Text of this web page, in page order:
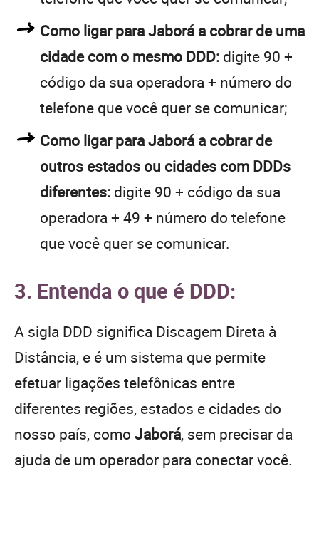
Como ligar para Jaborá a cobrar de uma
cidade com o mesmo DDD: digite 90 +
código da sua operadora + número do
telefone que você quer se comunicar;
Como ligar para Jaborá a cobrar de
outros estados ou cidades com DDDs
diferentes: digite 90 + código da sua
operadora + 49 + número do telefone
que você quer se comunicar.
3. Entenda o que é DDD:
A sigla DDD significa Discagem Direta à
Distância, e é um sistema que permite
efetuar ligações telefônicas entre
diferentes regiões, estados e cidades do
nosso país, como Jaborá, sem precisar da
ajuda de um operador para conectar você.